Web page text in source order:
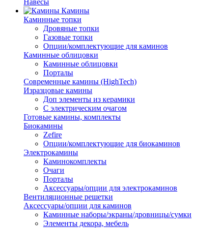
Навесы
Камины
Каминные топки
Дровяные топки
Газовые топки
Опции/комплектующие для каминов
Каминные облицовки
Каминные облицовки
Порталы
Современные камины (HighTech)
Изразцовые камины
Доп элементы из керамики
С электрическим очагом
Готовые камины, комплекты
Биокамины
Zefire
Опции/комплектующие для биокаминов
Электрокамины
Каминокомплекты
Очаги
Порталы
Аксессуары/опции для электрокаминов
Вентиляционные решетки
Аксессуары/опции для каминов
Каминные наборы/экраны/дровницы/сумки
Элементы декора, мебель